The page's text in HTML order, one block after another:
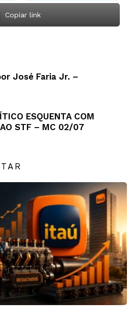
Copiar link
José Faria Jr. –
ESQUENTA COM
AO STF – MC 02/07